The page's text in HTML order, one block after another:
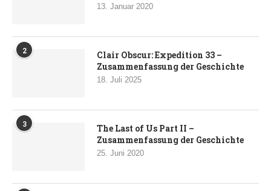
13. Januar 2020
2
Clair Obscur: Expedition 33 –
Zusammenfassung der Geschichte
18. Juli 2025
3
The Last of Us Part II –
Zusammenfassung der Geschichte
25. Juni 2020